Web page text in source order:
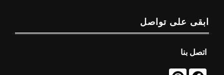
ابقى على تواصل
اتصل بنا